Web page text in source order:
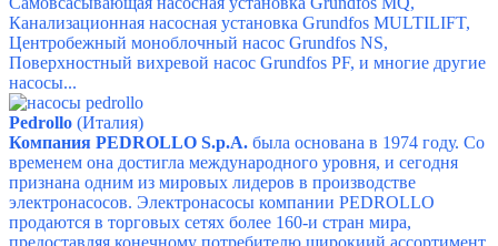
Канализационная насосная установка Grundfos MULTILIFT,
Центробежный моноблочный насос Grundfos NS,
Поверхностный вихревой насос Grundfos PF, и многие другие
насосы...
Pedrollo (Италия)
Компания PEDROLLO S.p.A. была основана в 1974 году. Со
временем она достигла международного уровня, и сегодня
признана одним из мировых лидеров в производстве
электронасосов. Электронасосы компании PEDROLLO
продаются в торговых сетях более 160-и стран мира,